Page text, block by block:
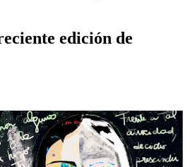
edición de